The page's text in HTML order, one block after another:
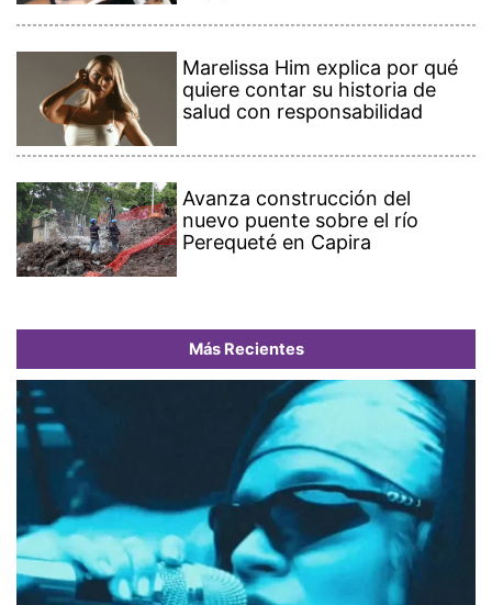
Marelissa Him explica por qué
quiere contar su historia de
salud con responsabilidad
Avanza construcción del
nuevo puente sobre el río
Perequeté en Capira
Más Recientes